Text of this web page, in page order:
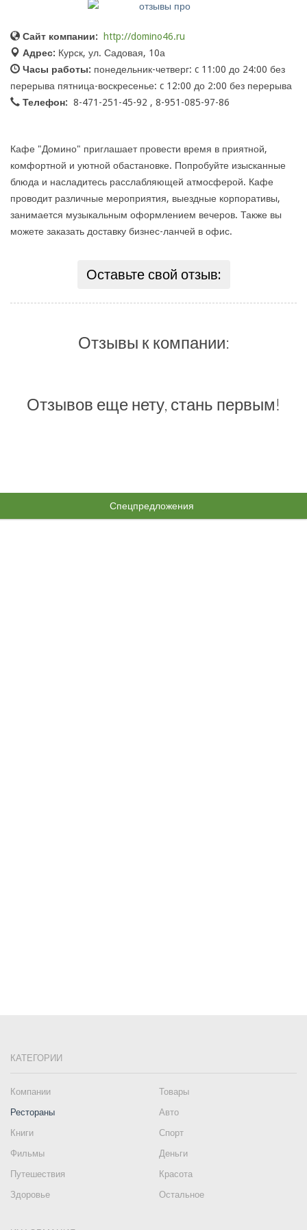
Сайт компании:
http://domino46.ru
Адрес: Курск, ул. Садовая, 10а
Часы работы: понедельник-четверг: c 11:00 до 24:00 без
перерыва пятница-воскресенье: c 12:00 до 2:00 без перерыва
Телефон: 8-471-251-45-92 , 8-951-085-97-86
Кафе "Домино" приглашает провести время в приятной,
комфортной и уютной обастановке. Попробуйте изысканные
блюда и насладитесь расслабляющей атмосферой. Кафе
проводит различные мероприятия, выездные корпоративы,
занимается музыкальным оформлением вечеров. Также вы
можете заказать доставку бизнес-ланчей в офис.
Оставьте свой отзыв:
Отзывы к компании:
Отзывов еще нету, стань первым!
Спецпредложения
КАТЕГОРИИ
Компании
Товары
Рестораны
Авто
Книги
Спорт
Фильмы
Деньги
Путешествия
Красота
Здоровье
Остальное